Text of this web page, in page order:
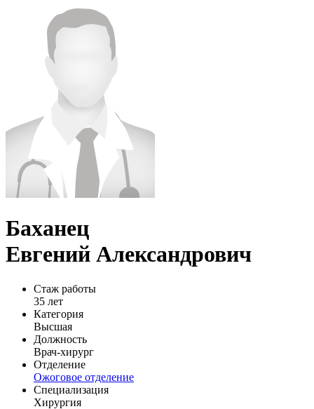
Баханец
Евгений Александрович
Стаж работы
35 лет
Категория
Высшая
Должность
Врач-хирург
Отделение
Ожоговое отделение
Специализация
Хирургия